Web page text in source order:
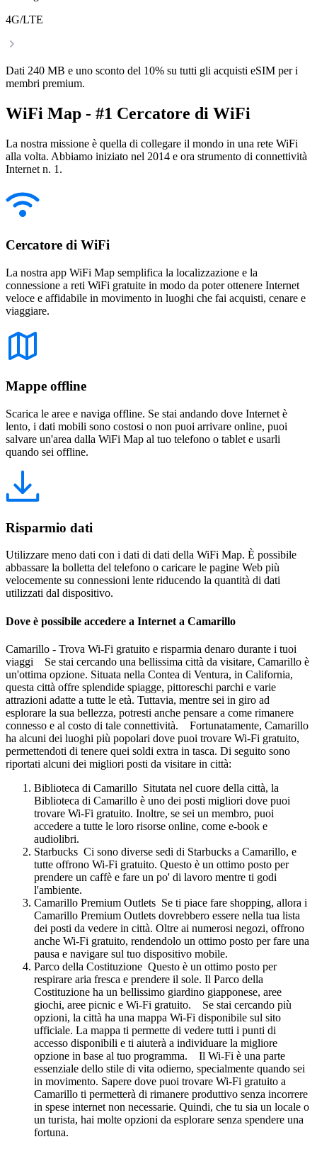
4G/LTE
Dati 240 MB e uno sconto del 10% su tutti gli acquisti eSIM per i
membri premium.
WiFi Map - #1 Cercatore di WiFi
La nostra missione è quella di collegare il mondo in una rete WiFi
alla volta. Abbiamo iniziato nel 2014 e ora strumento di connettività
Internet n. 1.
Cercatore di WiFi
La nostra app WiFi Map semplifica la localizzazione e la
connessione a reti WiFi gratuite in modo da poter ottenere Internet
veloce e affidabile in movimento in luoghi che fai acquisti, cenare e
viaggiare.
Mappe offline
Scarica le aree e naviga offline. Se stai andando dove Internet è
lento, i dati mobili sono costosi o non puoi arrivare online, puoi
salvare un'area dalla WiFi Map al tuo telefono o tablet e usarli
quando sei offline.
Risparmio dati
Utilizzare meno dati con i dati di dati della WiFi Map. È possibile
abbassare la bolletta del telefono o caricare le pagine Web più
velocemente su connessioni lente riducendo la quantità di dati
utilizzati dal dispositivo.
Dove è possibile accedere a Internet a Camarillo
Camarillo - Trova Wi-Fi gratuito e risparmia denaro durante i tuoi
viaggi Se stai cercando una bellissima città da visitare, Camarillo è
un'ottima opzione. Situata nella Contea di Ventura, in California,
questa città offre splendide spiagge, pittoreschi parchi e varie
attrazioni adatte a tutte le età. Tuttavia, mentre sei in giro ad
esplorare la sua bellezza, potresti anche pensare a come rimanere
connesso e al costo di tale connettività. Fortunatamente, Camarillo
ha alcuni dei luoghi più popolari dove puoi trovare Wi-Fi gratuito,
permettendoti di tenere quei soldi extra in tasca. Di seguito sono
riportati alcuni dei migliori posti da visitare in città:
Biblioteca di Camarillo Situtata nel cuore della città, la
Biblioteca di Camarillo è uno dei posti migliori dove puoi
trovare Wi-Fi gratuito. Inoltre, se sei un membro, puoi
accedere a tutte le loro risorse online, come e-book e
audiolibri.
Starbucks Ci sono diverse sedi di Starbucks a Camarillo, e
tutte offrono Wi-Fi gratuito. Questo è un ottimo posto per
prendere un caffè e fare un po' di lavoro mentre ti godi
l'ambiente.
Camarillo Premium Outlets Se ti piace fare shopping, allora i
Camarillo Premium Outlets dovrebbero essere nella tua lista
dei posti da vedere in città. Oltre ai numerosi negozi, offrono
anche Wi-Fi gratuito, rendendolo un ottimo posto per fare una
pausa e navigare sul tuo dispositivo mobile.
Parco della Costituzione Questo è un ottimo posto per
respirare aria fresca e prendere il sole. Il Parco della
Costituzione ha un bellissimo giardino giapponese, aree
giochi, aree picnic e Wi-Fi gratuito. Se stai cercando più
opzioni, la città ha una mappa Wi-Fi disponibile sul sito
ufficiale. La mappa ti permette di vedere tutti i punti di
accesso disponibili e ti aiuterà a individuare la migliore
opzione in base al tuo programma. Il Wi-Fi è una parte
essenziale dello stile di vita odierno, specialmente quando sei
in movimento. Sapere dove puoi trovare Wi-Fi gratuito a
Camarillo ti permetterà di rimanere produttivo senza incorrere
in spese internet non necessarie. Quindi, che tu sia un locale o
un turista, hai molte opzioni da esplorare senza spendere una
fortuna.